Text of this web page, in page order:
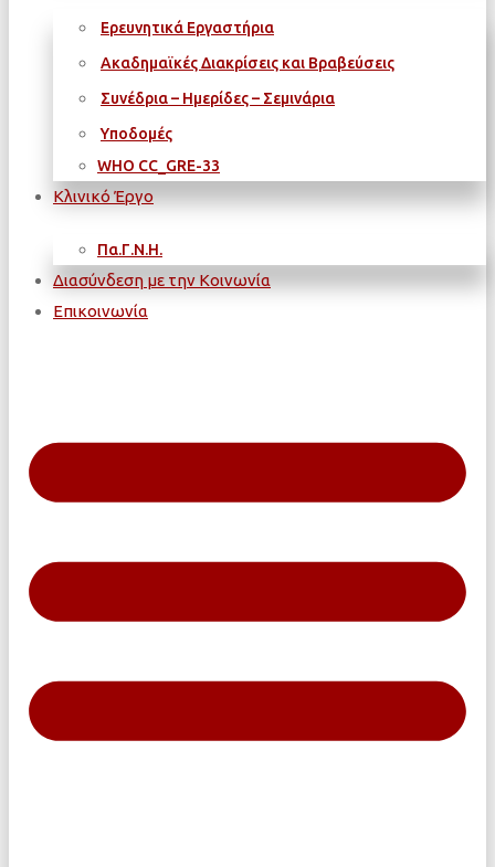
Ερευνητικά Εργαστήρια
Ακαδημαϊκές Διακρίσεις και Βραβεύσεις
Συνέδρια – Ημερίδες – Σεμινάρια
Υποδομές
WΗΟ CC_GRE-33
Κλινικό Έργο
Πα.Γ.Ν.Η.
Διασύνδεση με την Κοινωνία
Επικοινωνία